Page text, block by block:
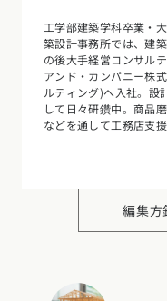
工学部建築学科卒業・
築設計事務所では、建
の後大手経営コンサル
アンド・カンパニー株
ルティング)へ入社。設
して日々研鑽中。商品
などを通して工務店支
編集方